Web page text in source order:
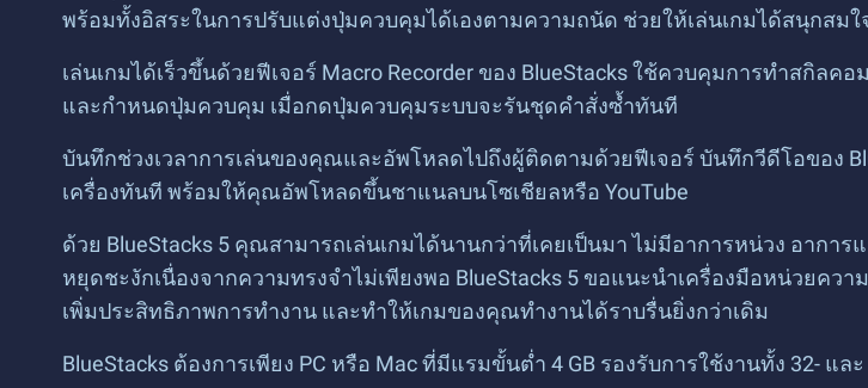
พร้อมทั้งอิสระในการปรับแต่งปุ่มควบคุมได้เองตามความถนัด ช่วยให้เล่นเกมได้สนุกสมใ
เล่นเกมได้เร็วขึ้นด้วยฟีเจอร์ Macro Recorder ของ BlueStacks ใช้ควบคุมการทำสกิ
และกำหนดปุ่มควบคุม เมื่อกดปุ่มควบคุมระบบจะรันชุดคำสั่งซ้ำทันที
บันทึกช่วงเวลาการเล่นของคุณและอัพโหลดไปถึงผู้ติดตามด้วยฟีเจอร์ บันทึกวีดีโอของ
เครื่องทันที พร้อมให้คุณอัพโหลดขึ้นชาแนลบนโซเชียลหรือ YouTube
ด้วย BlueStacks 5 คุณสามารถเล่นเกมได้นานกว่าที่เคยเป็นมา ไม่มีอาการหน่วง อาก
หยุดชะงักเนื่องจากความทรงจำไม่เพียงพอ BlueStacks 5 ขอแนะนำเครื่องมือหน่วยค
เพิ่มประสิทธิภาพการทำงาน และทำให้เกมของคุณทำงานได้ราบรื่นยิ่งกว่าเดิม
BlueStacks ต้องการเพียง PC หรือ Mac ที่มีแรมขั้นต่ำ 4 GB รองรับการใช้งานทั้ง 32- และ